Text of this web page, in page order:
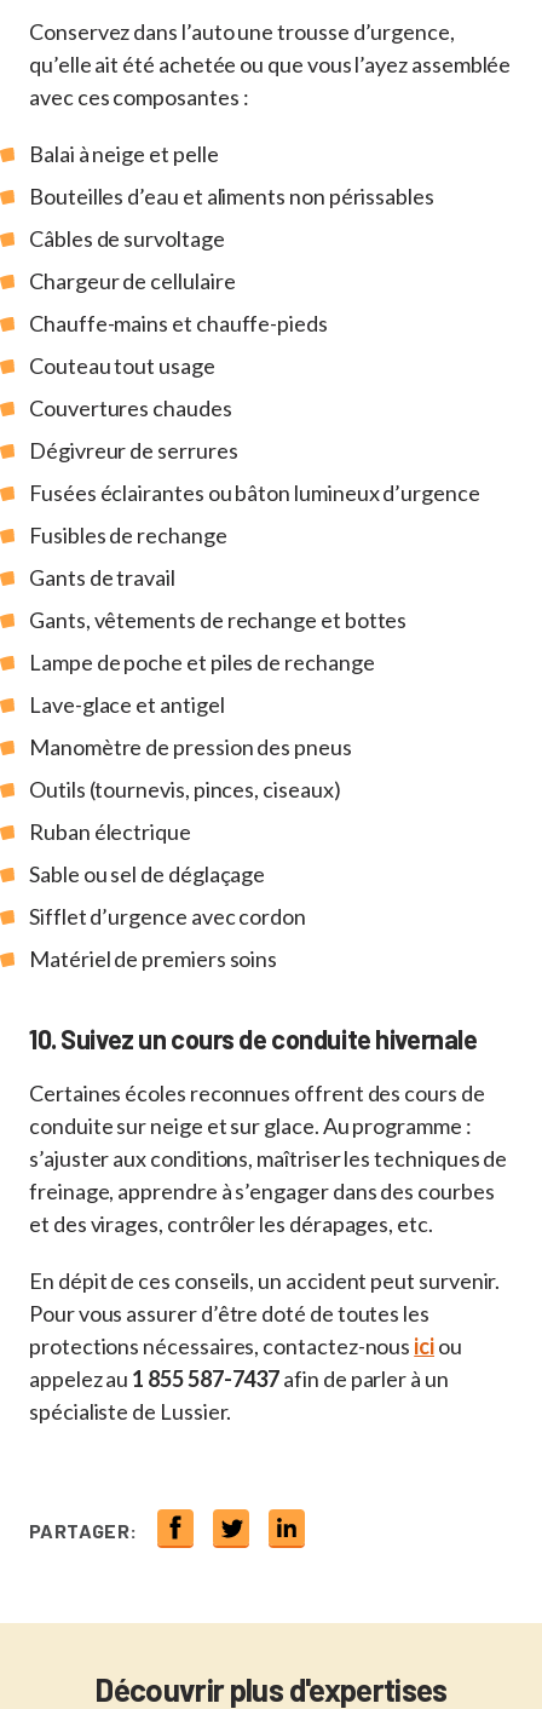
Conservez dans l’auto une trousse d’urgence,
qu’elle ait été achetée ou que vous l’ayez assemblée
avec ces composantes :
Balai à neige et pelle
Bouteilles d’eau et aliments non périssables
Câbles de survoltage
Chargeur de cellulaire
Chauffe-mains et chauffe-pieds
Couteau tout usage
Couvertures chaudes
Dégivreur de serrures
Fusées éclairantes ou bâton lumineux d’urgence
Fusibles de rechange
Gants de travail
Gants, vêtements de rechange et bottes
Lampe de poche et piles de rechange
Lave-glace et antigel
Manomètre de pression des pneus
Outils (tournevis, pinces, ciseaux)
Ruban électrique
Sable ou sel de déglaçage
Sifflet d’urgence avec cordon
Matériel de premiers soins
10. Suivez un cours de conduite hivernale
Certaines écoles reconnues offrent des cours de
conduite sur neige et sur glace. Au programme :
s’ajuster aux conditions, maîtriser les techniques de
freinage, apprendre à s’engager dans des courbes
et des virages, contrôler les dérapages, etc.
En dépit de ces conseils, un accident peut survenir.
Pour vous assurer d’être doté de toutes les
protections nécessaires, contactez-nous iciou
appelez au 1 855 587-7437afin de parler à un
spécialiste de Lussier.
PARTAGER:
Découvrir plus d'expertises